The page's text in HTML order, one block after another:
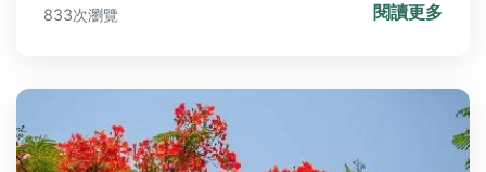
見錯誤。
833次瀏覽 閱讀更多